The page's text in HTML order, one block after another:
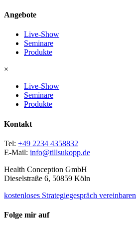
Angebote
Live-Show
Seminare
Produkte
×
Live-Show
Seminare
Produkte
Kontakt
Tel: +49 2234 4358832
E-Mail: info@tillsukopp.de
Health Conception GmbH
Dieselstraße 6, 50859 Köln
kostenloses Strategiegespräch vereinbaren
Folge mir auf